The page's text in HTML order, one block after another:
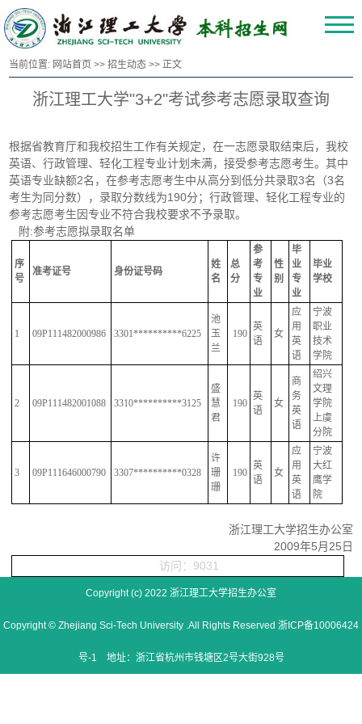
当前位置: 网站首页 >>招生动态 >> 正文
浙江理工大学"3+2"考试参考志愿录取查询
根据省教育厅和我校招生工作有关规定，在一志愿录取结束后，我校
英语、行政管理、轻化工程专业计划未满，接受参考志愿考生。其中
英语专业缺额2名，在参考志愿考生中从高分到低分共录取3名（3名
考生为同分数），录取分数线为190分；行政管理、轻化工程专业的
参考志愿考生因专业不符合我校要求不予录取。
附:参考志愿拟录取名单
序
号
准考证号 身份证号码
姓
名
总
分
参
考
专
业
性
别
毕
业
专
业
毕业
学校
1 09P111482000986 3301**********6225
池
玉
兰
190
英
语
女
应
用
英
语
宁波
职业
技术
学院
2 09P111482001088 3310**********3125
盛
慧
君
190
英
语
女
商
务
英
语
绍兴
文理
学院
上虞
分院
3 09P111646000790 3307**********0328
许
珊
珊
190
英
语
女
应
用
英
语
宁波
大红
鹰学
院
浙江理工大学招生办公室
2009年5月25日
访问：9031
Copyright (c) 2022 浙江理工大学招生办公室
Copyright © Zhejiang Sci-Tech University .All Rights Reserved 浙ICP备10006424
号-1 地址：浙江省杭州市钱塘区2号大街928号